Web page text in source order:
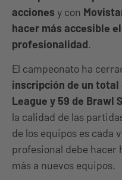
acciones y con
hacer más accesible
profesionalidad.
El campeonato ha
inscripción de un total
League y 59 de Brawl
la calidad de las
de los equipos es cada
profesional debe hacer
más a nuevos equipos.